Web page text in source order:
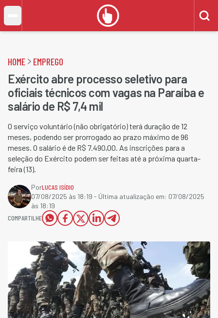
HOME EMPREGO
Exército abre processo seletivo para
oficiais técnicos com vagas na Paraíba e
salário de R$ 7,4 mil
O serviço voluntário (não obrigatório) terá duração de 12
meses, podendo ser prorrogado ao prazo máximo de 96
meses. O salário é de R$ 7.490,00. As inscrições para a
seleção do Exército podem ser feitas até a próxima quarta-
feira (13).
PorLUCAS ISÍDIO
07/08/2025 às 18:19 - Última atualização em: 07/08/2025
às 18:19
COMPARTILHE